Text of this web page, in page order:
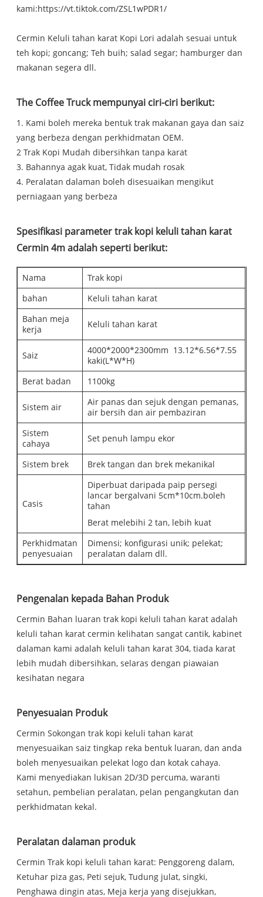
kami:https://vt.tiktok.com/ZSL1wPDR1/
Cermin Keluli tahan karat Kopi Lori adalah sesuai untuk
teh kopi; goncang; Teh buih; salad segar; hamburger dan
makanan segera dll.
The Coffee Truck mempunyai ciri-ciri berikut:
1. Kami boleh mereka bentuk trak makanan gaya dan saiz
yang berbeza dengan perkhidmatan OEM.
2 Trak Kopi Mudah dibersihkan tanpa karat
3. Bahannya agak kuat, Tidak mudah rosak
4. Peralatan dalaman boleh disesuaikan mengikut
perniagaan yang berbeza
Spesifikasi parameter trak kopi keluli tahan karat
Cermin 4m adalah seperti berikut:
Nama
Trak kopi
bahan
Keluli tahan karat
Bahan meja
kerja
Keluli tahan karat
Saiz
4000*2000*2300mm 13.12*6.56*7.55
kaki(L*W*H)
Berat badan
1100kg
Sistem air
Air panas dan sejuk dengan pemanas,
air bersih dan air pembaziran
Sistem
cahaya
Set penuh lampu ekor
Sistem brek Brek tangan dan brek mekanikal
Casis
Diperbuat daripada paip persegi
lancar bergalvani 5cm*10cm.boleh
tahan
Berat melebihi 2 tan, lebih kuat
Perkhidmatan
penyesuaian
Dimensi; konfigurasi unik; pelekat;
peralatan dalam dll.
Pengenalan kepada Bahan Produk
Cermin Bahan luaran trak kopi keluli tahan karat adalah
keluli tahan karat cermin kelihatan sangat cantik, kabinet
dalaman kami adalah keluli tahan karat 304, tiada karat
lebih mudah dibersihkan, selaras dengan piawaian
kesihatan negara
Penyesuaian Produk
Cermin Sokongan trak kopi keluli tahan karat
menyesuaikan saiz tingkap reka bentuk luaran, dan anda
boleh menyesuaikan pelekat logo dan kotak cahaya.
Kami menyediakan lukisan 2D/3D percuma, waranti
setahun, pembelian peralatan, pelan pengangkutan dan
perkhidmatan kekal.
Peralatan dalaman produk
Cermin Trak kopi keluli tahan karat: Penggoreng dalam,
Ketuhar piza gas, Peti sejuk, Tudung julat, singki,
Penghawa dingin atas, Meja kerja yang disejukkan,